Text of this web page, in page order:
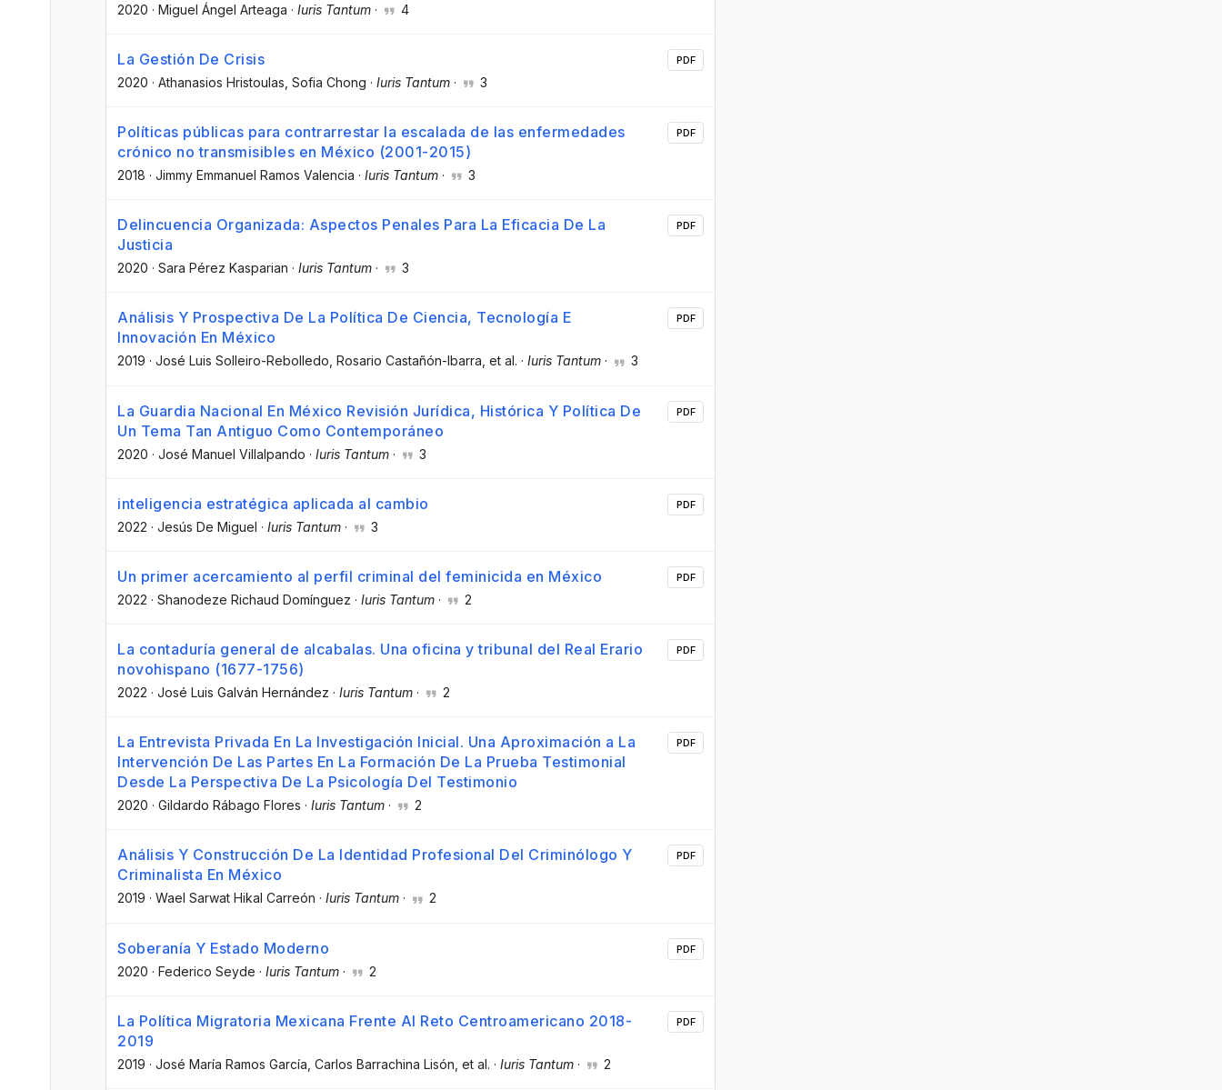
2020 · Miguel Ángel Arteaga · Iuris Tantum · 4
La Gestión De Crisis
2020 · Athanasios Hristoulas , Sofia Chong · Iuris Tantum · 3
PDF
Políticas públicas para contrarrestar la escalada de las enfermedades
crónico no transmisibles en México (2001-2015)
2018 · Jimmy Emmanuel Ramos Valencia · Iuris Tantum · 3
PDF
Delincuencia Organizada: Aspectos Penales Para La Eficacia De La
Justicia
2020 · Sara Pérez Kasparian · Iuris Tantum · 3
PDF
Análisis Y Prospectiva De La Política De Ciencia, Tecnología E
Innovación En México
2019 · José Luis Solleiro-Rebolledo , Rosario Castañón-Ibarra , et al. · Iuris Tantum · 3
PDF
La Guardia Nacional En México Revisión Jurídica, Histórica Y Política De
Un Tema Tan Antiguo Como Contemporáneo
2020 · José Manuel Villalpando · Iuris Tantum · 3
PDF
inteligencia estratégica aplicada al cambio
2022 · Jesús De Miguel · Iuris Tantum · 3
PDF
Un primer acercamiento al perfil criminal del feminicida en México
2022 · Shanodeze Richaud Domínguez · Iuris Tantum · 2
PDF
La contaduría general de alcabalas. Una oficina y tribunal del Real Erario
novohispano (1677-1756)
2022 · José Luis Galván Hernández · Iuris Tantum · 2
PDF
La Entrevista Privada En La Investigación Inicial. Una Aproximación a La
Intervención De Las Partes En La Formación De La Prueba Testimonial
Desde La Perspectiva De La Psicología Del Testimonio
2020 · Gildardo Rábago Flores · Iuris Tantum · 2
PDF
Análisis Y Construcción De La Identidad Profesional Del Criminólogo Y
Criminalista En México
2019 · Wael Sarwat Hikal Carreón · Iuris Tantum · 2
PDF
Soberanía Y Estado Moderno
2020 · Federico Seyde · Iuris Tantum · 2
PDF
La Política Migratoria Mexicana Frente Al Reto Centroamericano 2018-
2019
2019 · José María Ramos García , Carlos Barrachina Lisón , et al. · Iuris Tantum · 2
PDF